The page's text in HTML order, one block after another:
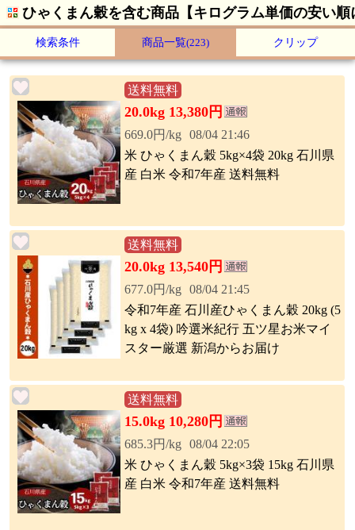
ひゃくまん穀を含む商品【キログラム単価の安い
検索条件 商品一覧(223) クリップ
送料無料
20.0kg 13,380円
669.0円/kg 08/04 21:46
米 ひゃくまん穀 5kg×4袋 20kg 石川県
産 白米 令和7年産 送料無料
送料無料
20.0kg 13,540円
677.0円/kg 08/04 21:45
令和7年産 石川産ひゃくまん穀 20kg (5
kg x 4袋) 吟選米紀行 五ツ星お米マイ
スター厳選 新潟からお届け
送料無料
15.0kg 10,280円
685.3円/kg 08/04 22:05
米 ひゃくまん穀 5kg×3袋 15kg 石川県
産 白米 令和7年産 送料無料